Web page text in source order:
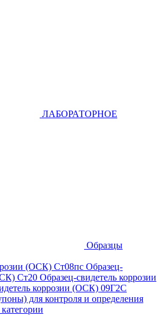
ЛАБОРАТОРНОЕ
Образцы
(ОСК) Ст08пс Образец-
Ст20 Образец-свидетель коррозии
коррозии (ОСК) 09Г2С
для контроля и определения